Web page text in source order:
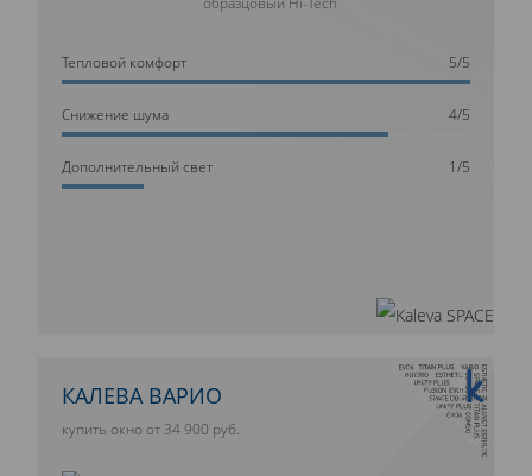
Тепловой комфорт 5/5
Cнижение шума 4/5
Дополнительный свет 1/5
10 ЛЕТ ГАРАНТИИ
КАЛЕВА ВАРИО
купить окно от 34 900 руб.